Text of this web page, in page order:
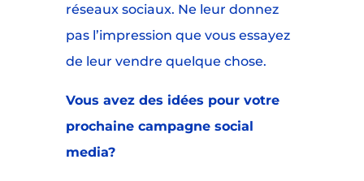
réseaux sociaux. Ne leur donnez
pas l’impression que vous essayez
de leur vendre quelque chose.
Vous avez des idées pour votre
prochaine campagne social
media?